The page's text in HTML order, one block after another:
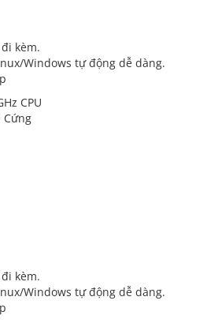
kèm.
Windows tự động dễ dàng.
CPU
Cứng
kèm.
Windows tự động dễ dàng.